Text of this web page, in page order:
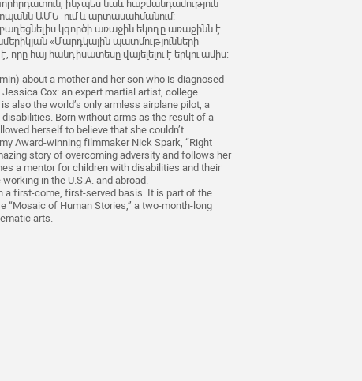
ինչպես նաև հաշմանդամություն
ԱՄՆ- ում և արտասահմանում:
կգործի առաջին եկողը առաջինն է
«Մարդկային պատմությունների
հայ հանդիսատեսը վայելելու է երկու ամիս:
about a mother and her son who is diagnosed
Cox: an expert martial artist, college
also the world’s only armless airplane pilot, a
Born without arms as the result of a
herself to believe that she couldn’t
Award-winning filmmaker Nick Spark, “Right
story of overcoming adversity and follows her
a mentor for children with disabilities and their
in the U.S.A. and abroad.
a first-come, first-served basis. It is part of the
“Mosaic of Human Stories,” a two-month-long
arts.